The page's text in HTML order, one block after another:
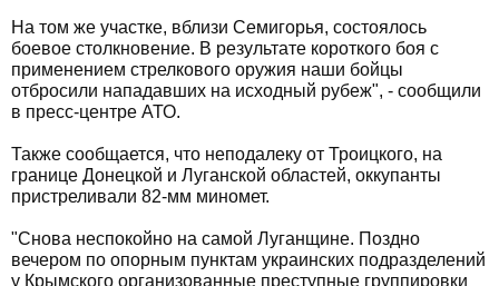
На том же участке, вблизи Семигорья, состоялось
боевое столкновение. В результате короткого боя с
применением стрелкового оружия наши бойцы
отбросили нападавших на исходный рубеж", - сообщили
в пресс-центре АТО.
Также сообщается, что неподалеку от Троицкого, на
границе Донецкой и Луганской областей, оккупанты
пристреливали 82-мм миномет.
"Снова неспокойно на самой Луганщине. Поздно
вечером по опорным пунктам украинских подразделений
у Крымского организованные преступные группировки